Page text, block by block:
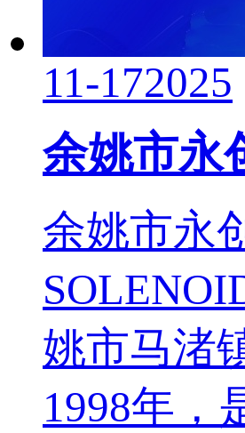
11-172025
余姚市永
余姚市永
姚市马渚
1998年，